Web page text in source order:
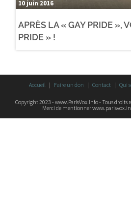
10 juin 2016
APRÈS LA « GAY PRIDE »,
PRIDE » !
Accueil Faire un don Contact Qui
Copyright 2023 - www.ParisVox.info - Tous droits
Merci de mentionner